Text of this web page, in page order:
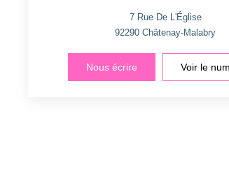
7 Rue De L'Église
92290Châtenay-Malabry
Nous écrire Voir le